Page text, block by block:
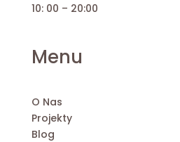
10: 00 – 20:00
Menu
O Nas
Projekty
Blog